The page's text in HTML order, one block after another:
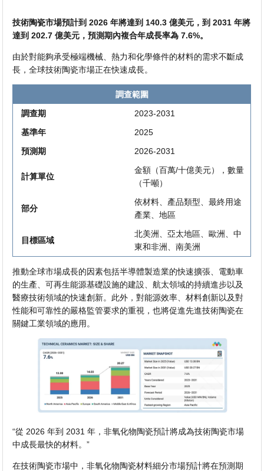
技術陶瓷市場預計到 2026 年將達到 140.3 億美元，到 2031 年將
達到 202.7 億美元，預測期內複合年成長率為 7.6%。
由於對能夠承受極端機械、熱力和化學條件的材料的需求不斷成
長，全球技術陶瓷市場正在快速成長。
調查範圍
調查期
2023-2031
基準年
2025
預測期
2026-2031
計算單位
金額（百萬/十億美元），數量
（千噸）
部分
依材料、產品類型、最終用途
產業、地區
目標區域
北美洲、亞太地區、歐洲、中
東和非洲、南美洲
推動全球市場成長的因素包括半導體製造業的快速擴張、電動車
的生產、可再生能源基礎設施的建設、航太領域的持續進步以及
醫療技術領域的快速創新。此外，對能源效率、材料創新以及對
性能和可靠性的嚴格監管要求的重視，也將促進先進技術陶瓷在
關鍵工業領域的應用。
“從 2026 年到 2031 年，非氧化物陶瓷預計將成為技術陶瓷市場
中成長最快的材料。”
在技​​術陶瓷市場中，非氧化物陶瓷材料細分市場預計將在預測期